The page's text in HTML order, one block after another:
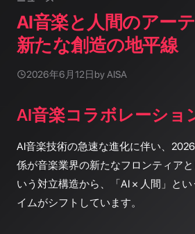
AI音楽と人間のアー
新たな創造の地平線
2026年6月12日 by AISA
AI音楽コラボレーショ
AI音楽技術の急速な進化に伴い、
係が音楽業界の新たなフロンティア
いう対立構造から、「AI × 人間」と
イムがシフトしています。